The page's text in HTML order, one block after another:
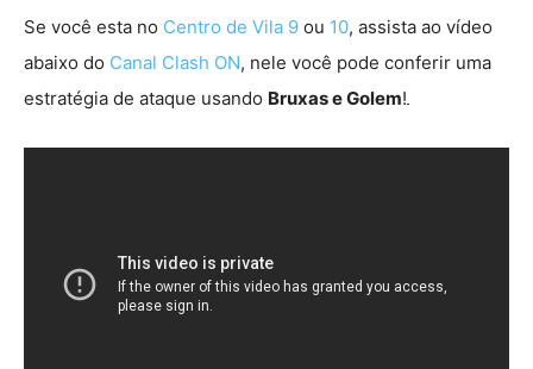
Se você esta no Centro de Vila 9 ou 10, assista ao vídeo
abaixo do Canal Clash ON, nele você pode conferir uma
estratégia de ataque usando Bruxas e Golem!